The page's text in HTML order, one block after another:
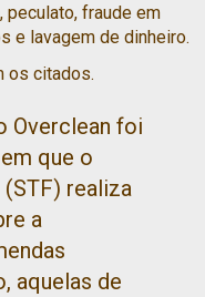
peculato, fraude em
e lavagem de dinheiro.
os citados.
Overclean foi
que o
realiza
a
aquelas de